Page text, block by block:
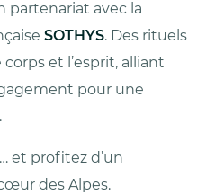
partenariat avec la
SOTHYS. Des rituels
et l’esprit, alliant
pour une
et profitez d’un
des Alpes.